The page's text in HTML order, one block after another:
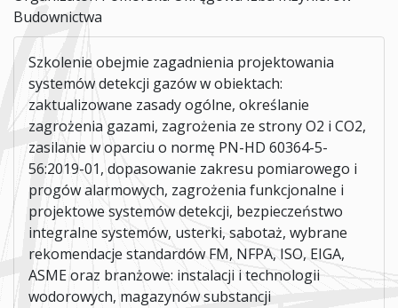
Budownictwa
Szkolenie obejmie zagadnienia projektowania
systemów detekcji gazów w obiektach:
zaktualizowane zasady ogólne, określanie
zagrożenia gazami, zagrożenia ze strony O2 i CO2,
zasilanie w oparciu o normę PN-HD 60364-5-
56:2019-01, dopasowanie zakresu pomiarowego i
progów alarmowych, zagrożenia funkcjonalne i
projektowe systemów detekcji, bezpieczeństwo
integralne systemów, usterki, sabotaż, wybrane
rekomendacje standardów FM, NFPA, ISO, EIGA,
ASME oraz branżowe: instalacji i technologii
wodorowych, magazynów substancji